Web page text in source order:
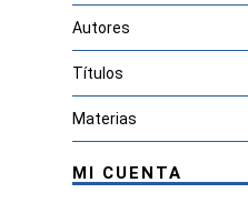
Autores
Títulos
Materias
MI CUENTA